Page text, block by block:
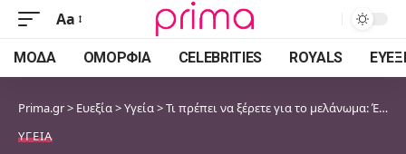
Font
Resizer
Aa
ΜΌΔΑ ΟΜΟΡΦΙΆ CELEBRITIES ROYALS
Prima.gr> Ευεξία>Υγεία>Τι πρέπει να ξέρετε για το μελάνωμα: Ένας ολοκληρωμένος οδηγός
ΥΓΕΊΑ